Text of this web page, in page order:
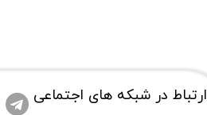
ارتباط در شبکه های اجتماعی